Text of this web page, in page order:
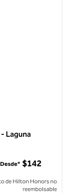
Laguna
Desde* $142
de Hilton Honors no
reembolsable